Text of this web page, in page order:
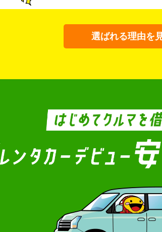
選ばれる理由を